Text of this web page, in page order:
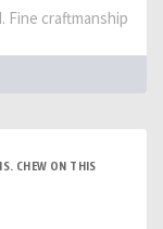
Fine craftmanship
CHEW ON THIS